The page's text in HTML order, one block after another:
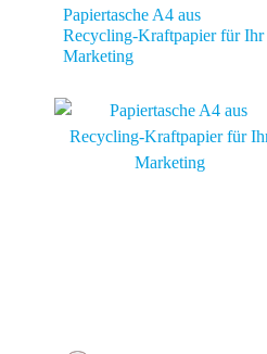
Papiertasche A4 aus
Recycling-Kraftpapier für Ihr
Marketing